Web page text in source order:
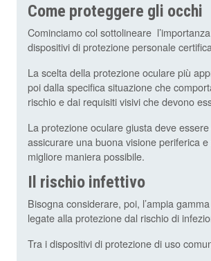
Come proteggere gli occhi
Cominciamo col sottolineare
dispositivi di protezione personale
La scelta della protezione oculare più
poi dalla specifica situazione che
rischio e dai requisiti visivi che devono
La protezione oculare giusta deve
assicurare una buona visione periferica
migliore maniera possibile.
Il rischio infettivo
Bisogna considerare, poi, l’ampia
legate alla protezione dal rischio di
Tra i dispositivi di protezione di uso